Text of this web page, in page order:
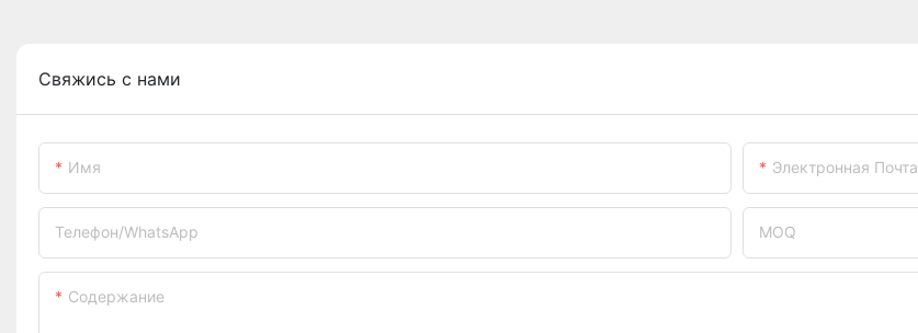
Свяжись с нами
Имя Электронная Почта
Телефон/WhatsApp MOQ
Содержание